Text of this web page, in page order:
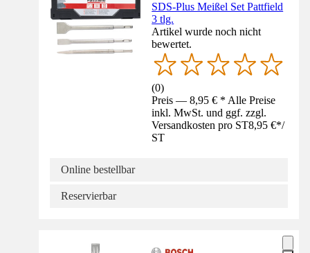
SDS-Plus Meißel Set Pattfield
3 tlg.
Artikel wurde noch nicht
bewertet.
(0)
Preis — 8,95 € * Alle Preise
inkl. MwSt. und ggf. zzgl.
Versandkosten pro ST8,95 €*/
ST
Online bestellbar
Reservierbar